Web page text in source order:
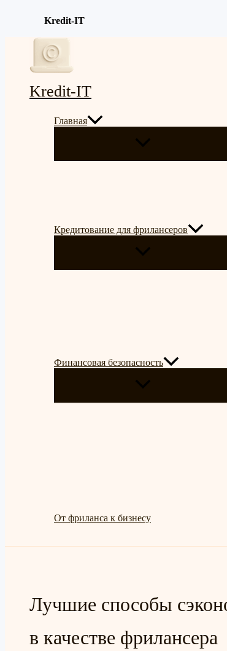
Kredit-IT
Kredit-IT
Главная
ПЕРЕКЛЮЧАТЕЛЬ
МЕНЮ
Кредитование для фрилансеров
ПЕРЕКЛЮЧАТЕЛЬ
МЕНЮ
Финансовая безопасность
ПЕРЕКЛЮЧАТЕЛЬ
МЕНЮ
От фриланса к бизнесу
Лучшие способы
в качестве фрилансера